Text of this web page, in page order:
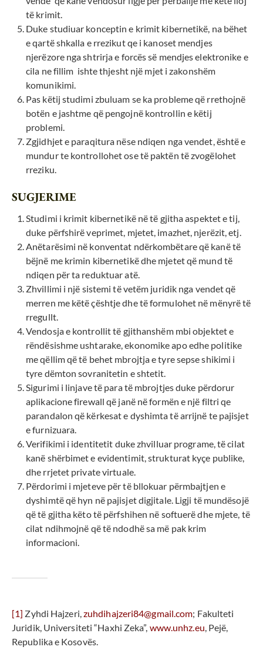
të krimit.
Duke studiuar konceptin e krimit kibernetikë, na bëhet
e qartë shkalla e rrezikut qe i kanoset mendjes
njerëzore nga shtrirja e forcës së mendjes elektronike e
cila ne fillim ishte thjesht një mjet i zakonshëm
komunikimi.
Pas këtij studimi zbuluam se ka probleme që rrethojnë
botën e jashtme që pengojnë kontrollin e këtij
problemi.
Zgjidhjet e paraqitura nëse ndiqen nga vendet, është e
mundur te kontrollohet ose të paktën të zvogëlohet
rreziku.
SUGJERIME
Studimi i krimit kibernetikë në të gjitha aspektet e tij,
duke përfshirë veprimet, mjetet, imazhet, njerëzit, etj.
Anëtarësimi në konventat ndërkombëtare që kanë të
bëjnë me krimin kibernetikë dhe mjetet që mund të
ndiqen për ta reduktuar atë.
Zhvillimi i një sistemi të vetëm juridik nga vendet që
merren me këtë çështje dhe të formulohet në mënyrë të
rregullt.
Vendosja e kontrollit të gjithanshëm mbi objektet e
rëndësishme ushtarake, ekonomike apo edhe politike
me qëllim që të behet mbrojtja e tyre sepse shikimi i
tyre dëmton sovranitetin e shtetit.
Sigurimi i linjave të para të mbrojtjes duke përdorur
aplikacione firewall që janë në formën e një filtri qe
parandalon që kërkesat e dyshimta të arrijnë te pajisjet
e furnizuara.
Verifikimi i identitetit duke zhvilluar programe, të cilat
kanë shërbimet e evidentimit, strukturat kyçe publike,
dhe rrjetet private virtuale.
Përdorimi i mjeteve për të bllokuar përmbajtjen e
dyshimtë që hyn në pajisjet digjitale. Ligji të mundësojë
që të gjitha këto të përfshihen në softuerë dhe mjete, të
cilat ndihmojnë që të ndodhë sa më pak krim
informacioni.
[1] Zyhdi Hajzeri,zuhdihajzeri84@gmail.com; Fakulteti
Juridik, Universiteti “Haxhi Zeka”, www.unhz.eu, Pejë,
Republika e Kosovës.